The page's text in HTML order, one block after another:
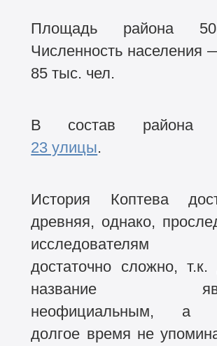
Площадь района
Численность населения
85 тыс. чел.
В состав района
23 улицы.
История Коптева
древняя, однако,
исследователям
достаточно сложно, т.к.
название
неофициальным, а
долгое время не